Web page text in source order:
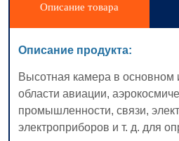
Описание товара